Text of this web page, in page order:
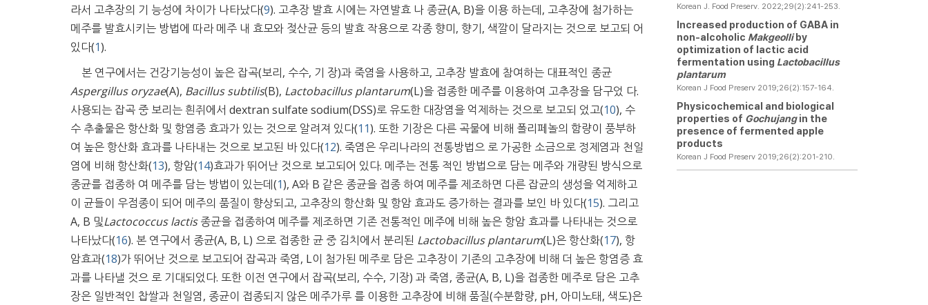
라서 고추장의 기 능성에 차이가 나타났다(9). 고추장 발효 시에는 자연발효 나 종균(A, B)을 이용 하는데, 고추장에 첨가하는
메주를 발효시키는 방법에 따라 메주 내 효모와 젖산균 등의 발효 작용으로 각종 향미, 향기, 색깔이 달라지는 것으로 보고되 어
있다(1).
본 연구에서는 건강기능성이 높은 잡곡(보리, 수수, 기 장)과 죽염을 사용하고, 고추장 발효에 참여하는 대표적인 종균
Aspergillus oryzae(A), Bacillus subtilis(B), Lactobacillus plantarum(L)을 접종한 메주를 이용하여 고추장을 담구었 다.
사용되는 잡곡 중 보리는 흰쥐에서 dextran sulfate sodium(DSS)로 유도한 대장염을 억제하는 것으로 보고되 었고(10), 수
수 추출물은 항산화 및 항염증 효과가 있는 것으로 알려져 있다(11). 또한 기장은 다른 곡물에 비해 폴리페놀의 함량이 풍부하
여 높은 항산화 효과를 나타내는 것으로 보고된 바 있다(12). 죽염은 우리나라의 전통방법으 로 가공한 소금으로 정제염과 천일
염에 비해 항산화(13), 항암(14)효과가 뛰어난 것으로 보고되어 있다. 메주는 전통 적인 방법으로 담는 메주와 개량된 방식으로
종균를 접종하 여 메주를 담는 방법이 있는데(1), A와 B 같은 종균을 접종 하여 메주를 제조하면 다른 잡균의 생성을 억제하고
이 균들이 우점종이 되어 메주의 품질이 향상되고, 고추장의 항산화 및 항암 효과도 증가하는 결과를 보인 바 있다(15). 그리고
A, B 및Lactococcus lactis종균을 접종하여 메주를 제조하면 기존 전통적인 메주에 비해 높은 항암 효과를 나타내는 것으로
나타났다(16). 본 연구에서 종균(A, B, L) 으로 접종한 균 중 김치에서 분리된 Lactobacillus plantarum(L)은 항산화(17), 항
암효과(18)가 뛰어난 것으로 보고되어 잡곡과 죽염, L이 첨가된 메주로 담은 고추장이 기존의 고추장에 비해 더 높은 항염증 효
과를 나타낼 것으 로 기대되었다. 또한 이전 연구에서 잡곡(보리, 수수, 기장) 과 죽염, 종균(A, B, L)을 접종한 메주로 담은 고추
장은 일반적인 찹쌀과 천일염, 종균이 접종되지 않은 메주가루 를 이용한 고추장에 비해 품질(수분함량, pH, 아미노태, 색도)은
Korean J. Food Preserv. 2022;29(2):241-253.
Increased production of GABA in
non-alcoholic Makgeolliby
optimization of lactic acid
fermentation using Lactobacillus
plantarum
Korean J Food Preserv 2019;26(2):157-164.
Physicochemical and biological
properties of Gochujangin the
presence of fermented apple
products
Korean J Food Preserv 2019;26(2):201-210.